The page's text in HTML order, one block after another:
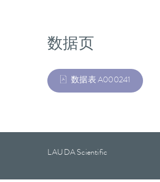
数据页
数据表 A000241
LAUDA Scientific